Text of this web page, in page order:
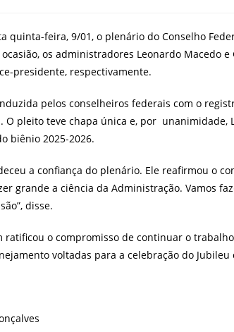
quinta-feira, 9/01, o plenário do Conselho
os administradores Leonardo Macedo
presidente, respectivamente.
pelos conselheiros federais com o
O pleito teve chapa única e, por
biênio 2025-2026.
a confiança do plenário. Ele reafirmou o
grande a ciência da Administração. Vamos
disse.
ratificou o compromisso de continuar o
voltadas para a celebração do